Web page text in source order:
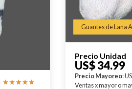
Guantes de Lana
Precio Unidad
US$ 34.99
Precio Mayoreo:
Ventas x mayor o